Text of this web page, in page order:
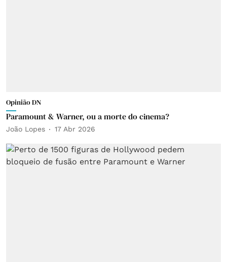
Opinião DN
Paramount & Warner, ou a morte do cinema?
João Lopes 17 Abr 2026